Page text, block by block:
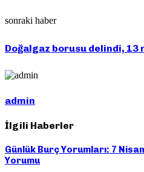
sonraki haber
Doğalgaz borusu delindi, 13
admin
İlgili Haberler
Günlük Burç Yorumları: 7
Yorumu